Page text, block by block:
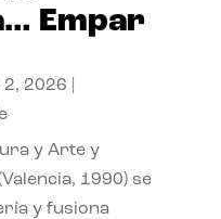
Empar
2, 2026
y Arte y
1990) se
y fusiona